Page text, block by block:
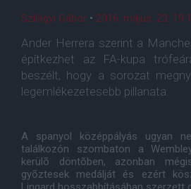
Szilágyi Gábor • 2016. május. 23.
Ander Herrera szerint a
építkezhet az FA-kupa
beszélt, hogy a sorozat
legemlékezetesebb pillanata.
A spanyol középpályás ugyan
találkozón szombaton a
kerülõ döntõben, azonban
gyõztesek medálját és ezért